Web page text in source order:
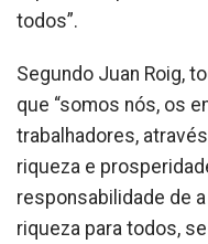
todos”.
Segundo Juan Roig,
que “somos nós, os
trabalhadores,
riqueza e
responsabilidade de
riqueza para todos,